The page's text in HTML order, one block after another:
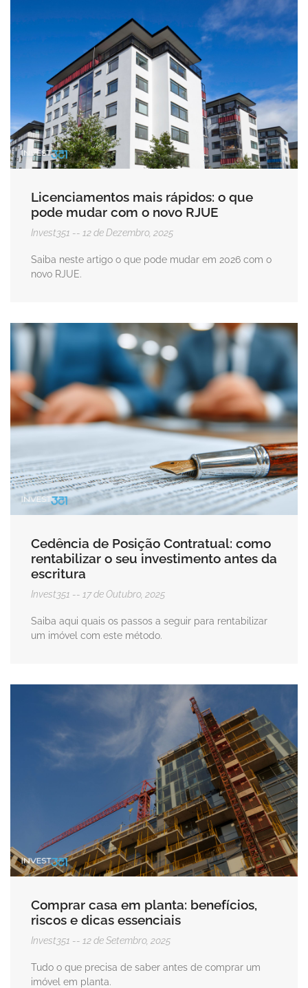
Licenciamentos mais rápidos: o que
pode mudar com o novo RJUE
Invest351 12 de Dezembro, 2025
Saiba neste artigo o que pode mudar em 2026 com o
novo RJUE.
Cedência de Posição Contratual: como
rentabilizar o seu investimento antes da
escritura
Invest351 17 de Outubro, 2025
Saiba aqui quais os passos a seguir para rentabilizar
um imóvel com este método.
Comprar casa em planta: benefícios,
riscos e dicas essenciais
Invest351 12 de Setembro, 2025
Tudo o que precisa de saber antes de comprar um
imóvel em planta.